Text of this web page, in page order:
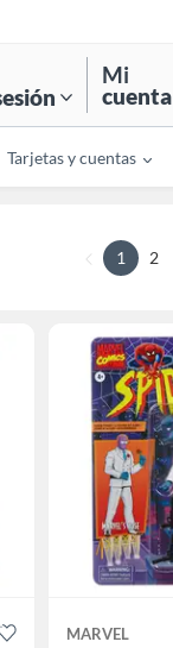
Mi
cuenta
Tarjetas y cuentas
1 2
MARVEL